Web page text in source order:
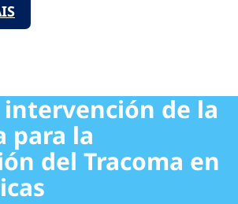
intervención de la
para la
del Tracoma en